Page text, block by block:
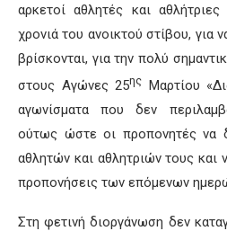
αρκετοί αθλητές και
χρονιά του ανοικτού στίβου, για
βρίσκονται, για την πολύ
στους Αγώνες 25ης Μαρτίου
αγωνίσματα που δεν
ούτως ώστε οι προπονητές να
αθλητών και αθλητριών τους και
προπονήσεις των επόμενων
Στη φετινή διοργάνωση δεν